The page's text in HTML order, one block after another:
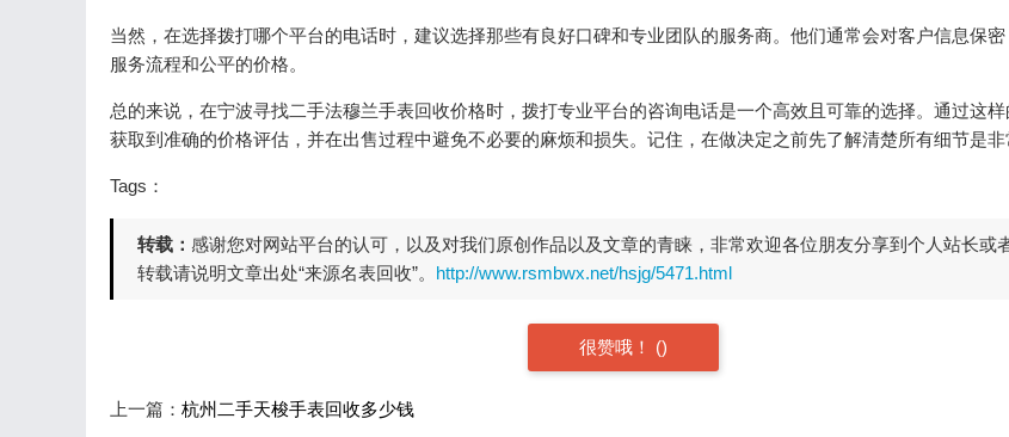
当然，在选择拨打哪个平台的电话时，建议选择那些有良好口碑和专业团队的服务商。他们通常会对客户信息保
服务流程和公平的价格。
总的来说，在宁波寻找二手法穆兰手表回收价格时，拨打专业平台的咨询电话是一个高效且可靠的选择。通过这
获取到准确的价格评估，并在出售过程中避免不必要的麻烦和损失。记住，在做决定之前先了解清楚所有细节是非
Tags：
转载： 感谢您对网站平台的认可，以及对我们原创作品以及文章的青睐，非常欢迎各位朋友分享到个人站长或
转载请说明文章出处“来源名表回收”。 http://www.rsmbwx.net/hsjg/5471.html
很赞哦！ ()
上一篇： 杭州二手天梭手表回收多少钱